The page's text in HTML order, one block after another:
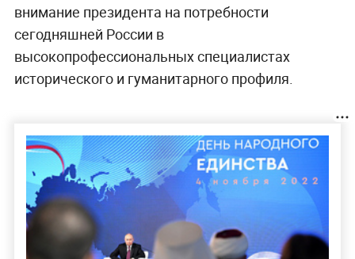
внимание президента на потребности
сегодняшней России в
высокопрофессиональных специалистах
исторического и гуманитарного профиля.